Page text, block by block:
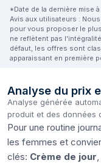
*Date de la dernière mise
Avis aux utilisateurs :
pour vous proposer le
ne reflètent pas
défaut, les offres sont
apparaissant en première
Analyse du prix
Analyse générée
produit et des données
Pour une routine
les femmes et
clés: Crème de jour